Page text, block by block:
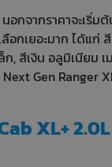
อกจากราคาจะเริ่ม
อกเยอะมาก ได้แก่
, สีเงิน อลูมิเนียม
Gen Ranger
XL+